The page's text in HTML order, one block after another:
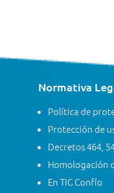
Normativa
Política de
Protección de
Decretos 464,
Homologación
En TIC Confío